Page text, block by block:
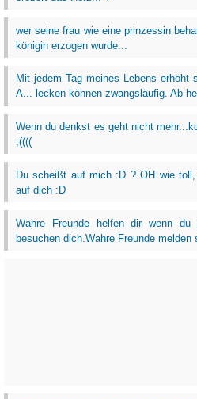
wer seine frau wie eine prinzessin
königin erzogen wurde...
Mit jedem Tag meines Lebens
A... lecken können zwangsläufig. Ab
Wenn du denkst es geht nicht
;((((
Du scheißt auf mich :D ? OH wie
auf dich :D
Wahre Freunde helfen dir wenn du
besuchen dich.Wahre Freunde melden